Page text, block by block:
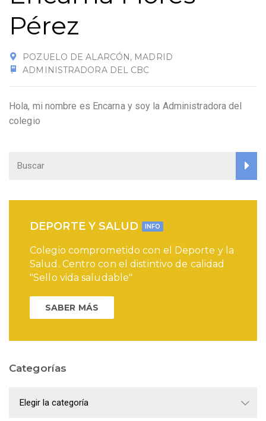
Pérez
POZUELO DE ALARCÓN, MADRID
ADMINISTRADORA DEL CBC
Hola, mi nombre es Encarna y soy la Administradora del
colegio
DEPORTE Y SALUD INFO
Colegio comprometido con el Deporte y la
Salud. Centro con el distintivo de calidad
"Sello vida saludable"
SABER MÁS
Categorías